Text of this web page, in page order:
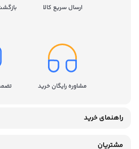
ارسال سریع کالا
مشاوره رایگان خرید
راهنمای خرید
مشتریان